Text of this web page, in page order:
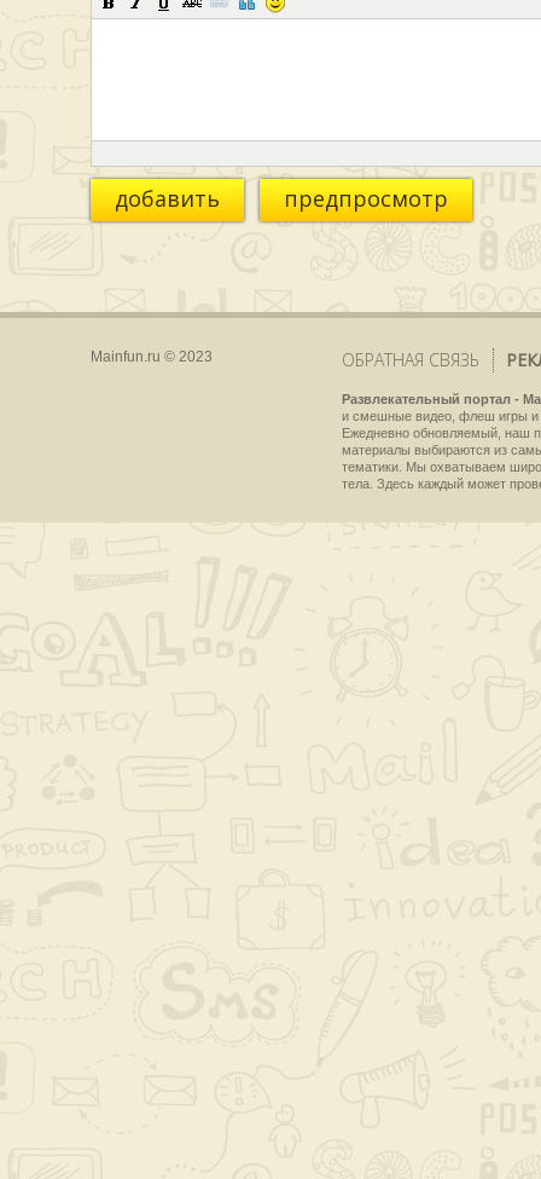
добавить предпросмотр
Mainfun.ru © 2023 ОБРАТНАЯ СВЯЗЬ
Развлекательный портал -
и смешные видео, флеш игры и
Ежедневно обновляемый, наш
материалы выбираются из
тематики. Мы охватываем
тела. Здесь каждый может